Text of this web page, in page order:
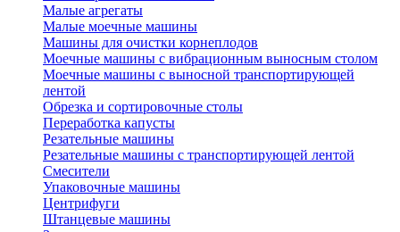
Малые агрегаты
Малые моечные машины
Машины для очистки корнеплодов
Моечные машины с вибрационным выносным столом
Моечные машины с выносной транспортирующей
лентой
Обрезка и сортировочные столы
Переработка капусты
Резательные машины
Резательные машины с транспортирующей лентой
Смесители
Упаковочные машины
Центрифуги
Штанцевые машины